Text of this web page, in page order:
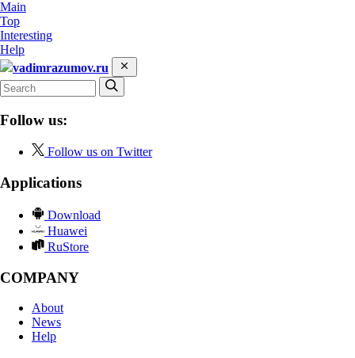
Main
Top
Interesting
Help
vadimrazumov.ru
Follow us:
Follow us on Twitter
Applications
Download
Huawei
RuStore
COMPANY
About
News
Help